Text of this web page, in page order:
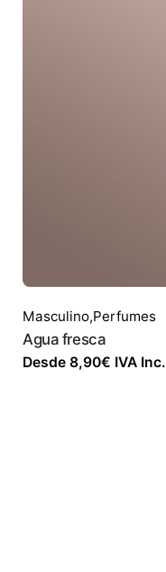
Masculino,Perfumes
Agua fresca
Desde 8,90€ IVA Inc.